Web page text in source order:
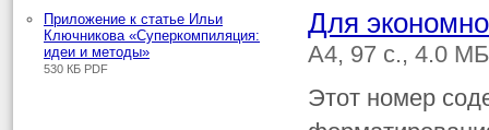
Приложение к статье Ильи
Ключникова «Суперкомпиляция:
идеи и методы»
530 КБ PDF
Для
A4, 97 с., 4.0
Этот номер